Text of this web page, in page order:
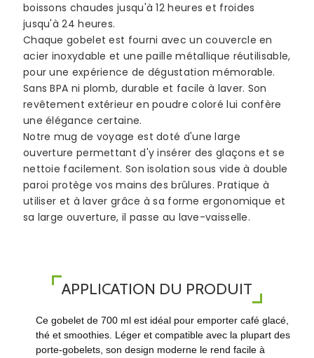
boissons chaudes jusqu'à 12 heures et froides
jusqu'à 24 heures.
Chaque gobelet est fourni avec un couvercle en
acier inoxydable et une paille métallique réutilisable,
pour une expérience de dégustation mémorable.
Sans BPA ni plomb, durable et facile à laver. Son
revêtement extérieur en poudre coloré lui confère
une élégance certaine.
Notre mug de voyage est doté d'une large
ouverture permettant d'y insérer des glaçons et se
nettoie facilement. Son isolation sous vide à double
paroi protège vos mains des brûlures. Pratique à
utiliser et à laver grâce à sa forme ergonomique et
sa large ouverture, il passe au lave-vaisselle.
APPLICATION DU PRODUIT
Ce gobelet de 700 ml est idéal pour emporter café glacé,
thé et smoothies. Léger et compatible avec la plupart des
porte-gobelets, son design moderne le rend facile à